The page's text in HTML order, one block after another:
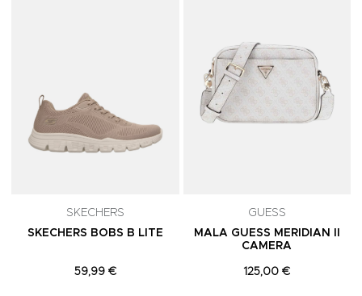
SKECHERS
SKECHERS BOBS B LITE
59,99 €
GUESS
MALA GUESS MERIDIAN II
CAMERA
125,00 €